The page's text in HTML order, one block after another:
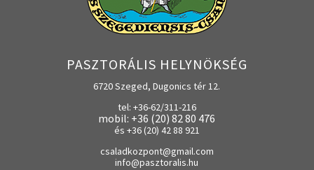
PASZTORÁLIS HELYNÖKSÉG
6720 Szeged, Dugonics tér 12.
tel: +36-62/311-216
mobil: +36 (20) 82 80 476
és +36 (20) 42 88 921
csaladkozpont@gmail.com
info@pasztoralis.hu